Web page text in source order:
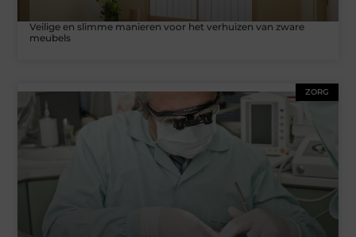
Veilige en slimme manieren voor het verhuizen van zware
meubels
ZORG